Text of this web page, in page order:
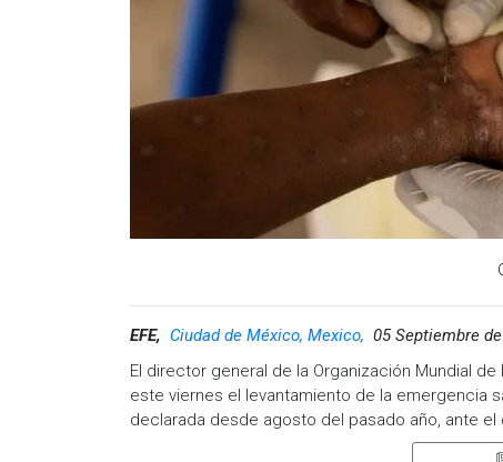
EFE, Ciudad de México, Mexico, 05 Septiembre
El director general de la Organización Mundial
este viernes el levantamiento de la emergencia
declarada desde agosto del pasado año, ante
como la República Democrática del Congo,